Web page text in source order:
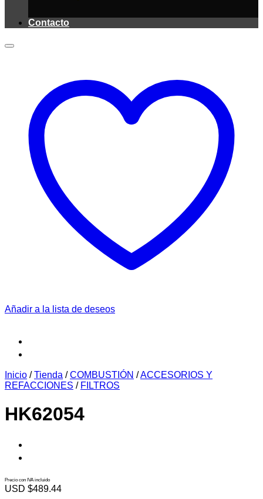
Contacto
Añadir a la lista de deseos
Inicio / Tienda / COMBUSTIÓN /ACCESORIOS Y
REFACCIONES / FILTROS
HK62054
Precio con IVA incluido
USD $489.44